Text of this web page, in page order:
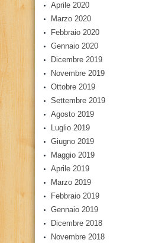
Aprile 2020
Marzo 2020
Febbraio 2020
Gennaio 2020
Dicembre 2019
Novembre 2019
Ottobre 2019
Settembre 2019
Agosto 2019
Luglio 2019
Giugno 2019
Maggio 2019
Aprile 2019
Marzo 2019
Febbraio 2019
Gennaio 2019
Dicembre 2018
Novembre 2018